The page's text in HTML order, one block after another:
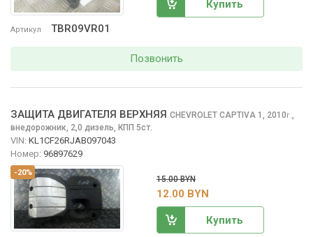
Артикул TBR09VR01
Купить
Позвонить
-20%
ЗАЩИТА ДВИГАТЕЛЯ ВЕРХНЯЯ CHEVROLET CAPTIVA 1, 2010г.
внедорожник, 2,0 дизель, КПП 5ст.
VIN: KL1CF26RJAB097043
Номер: 96897629
15.00 BYN
12.00 BYN
Купить